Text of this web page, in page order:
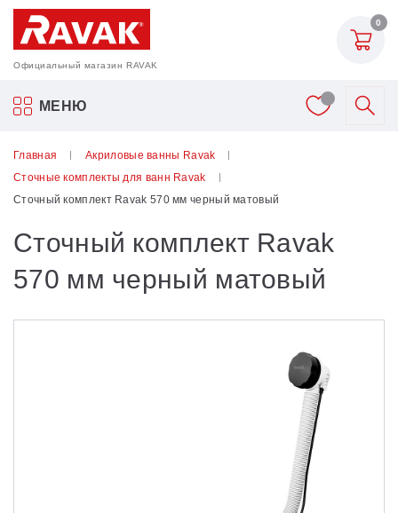
Официальный магазин RAVAK
0
МЕНЮ
Акриловые ванны Ravak
Шторки для ванн
Мебель для ванной
Аксессуары
Главная
Акриловые ванны Ravak
Сточные комплекты для ванн Ravak
Сточный комплект Ravak 570 мм черный матовый
Сточный комплект Ravak
570 мм черный матовый